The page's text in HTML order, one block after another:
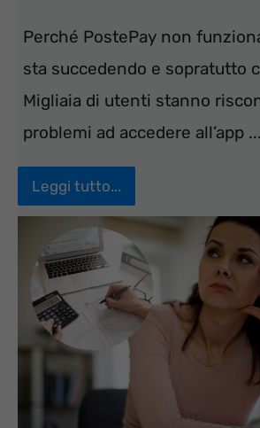
Perché PostePay non
sta succedendo e sopratutto
Migliaia di utenti stanno
problemi ad accedere all’app ...
Leggi tutto...